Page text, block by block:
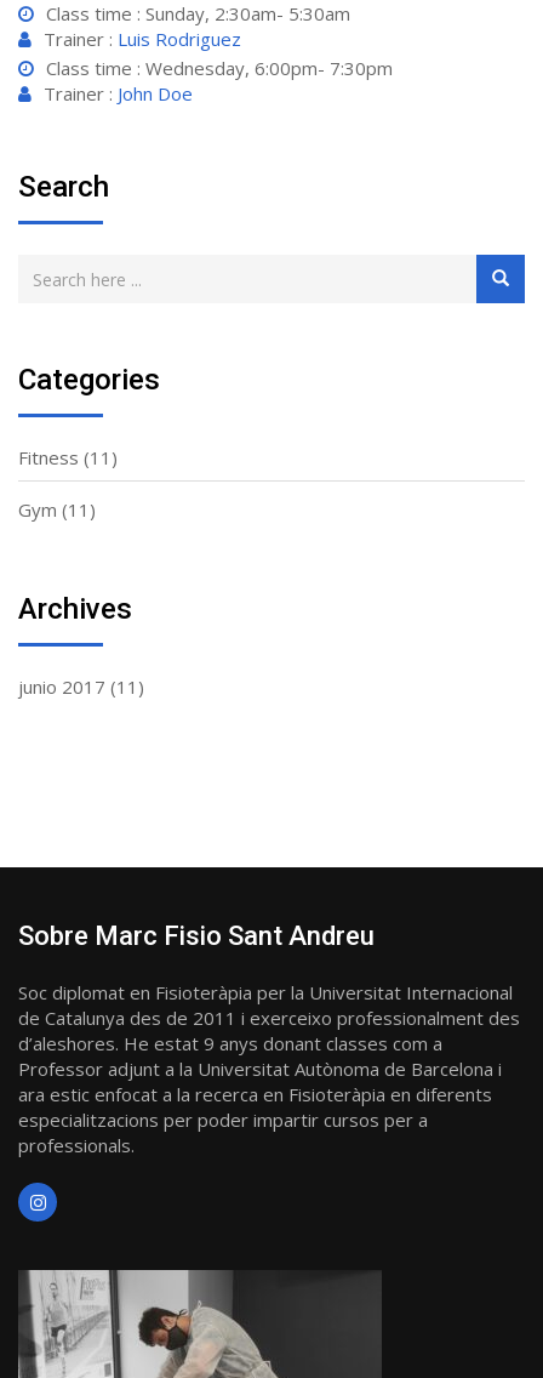
Class time : Sunday, 2:30am- 5:30am
Trainer : Luis Rodriguez
Class time : Wednesday, 6:00pm- 7:30pm
Trainer : John Doe
Search
Categories
Fitness (11)
Gym (11)
Archives
junio 2017 (11)
Sobre Marc Fisio Sant Andreu
Soc diplomat en Fisioteràpia per la Universitat Internacional
de Catalunya des de 2011 i exerceixo professionalment des
d’aleshores. He estat 9 anys donant classes com a
Professor adjunt a la Universitat Autònoma de Barcelona i
ara estic enfocat a la recerca en Fisioteràpia en diferents
especialitzacions per poder impartir cursos per a
professionals.